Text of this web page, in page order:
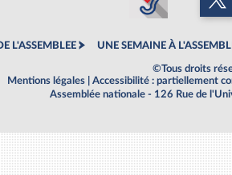
L'ASSEMBLEE UNE SEMAINE À
©Tous droits
Mentions légales
Accessibilité : partiellement
Assemblée nationale - 126 Rue de